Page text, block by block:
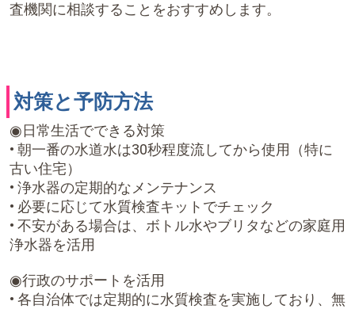
査機関に相談することをおすすめします。
対策と予防方法
◉日常生活でできる対策
• 朝一番の水道水は30秒程度流してから使用（特に
古い住宅）
• 浄水器の定期的なメンテナンス
• 必要に応じて水質検査キットでチェック
• 不安がある場合は、ボトル水やブリタなどの家庭用
浄水器を活用
◉行政のサポートを活用
• 各自治体では定期的に水質検査を実施しており、無